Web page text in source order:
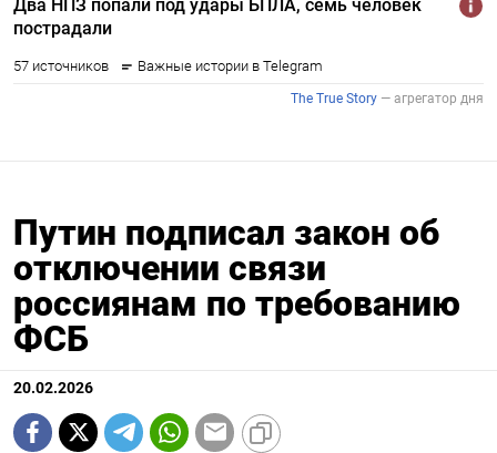
Путин подписал закон об
отключении связи
россиянам по требованию
ФСБ
20.02.2026